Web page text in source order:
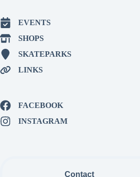
EVENTS
SHOPS
SKATEPARKS
LINKS
FACEBOOK
INSTAGRAM
Contact